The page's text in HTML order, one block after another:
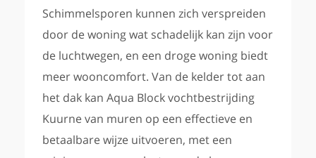
Schimmelsporen kunnen zich verspreiden
door de woning wat schadelijk kan zijn voor
de luchtwegen, en een droge woning biedt
meer wooncomfort. Van de kelder tot aan
het dak kan Aqua Block vochtbestrijding
Kuurne van muren op een effectieve en
betaalbare wijze uitvoeren, met een